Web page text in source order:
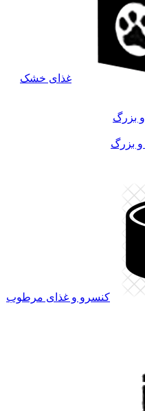
غذای خشک
و بزرگ
و بزرگ
کنسرو و غذای مرطوب